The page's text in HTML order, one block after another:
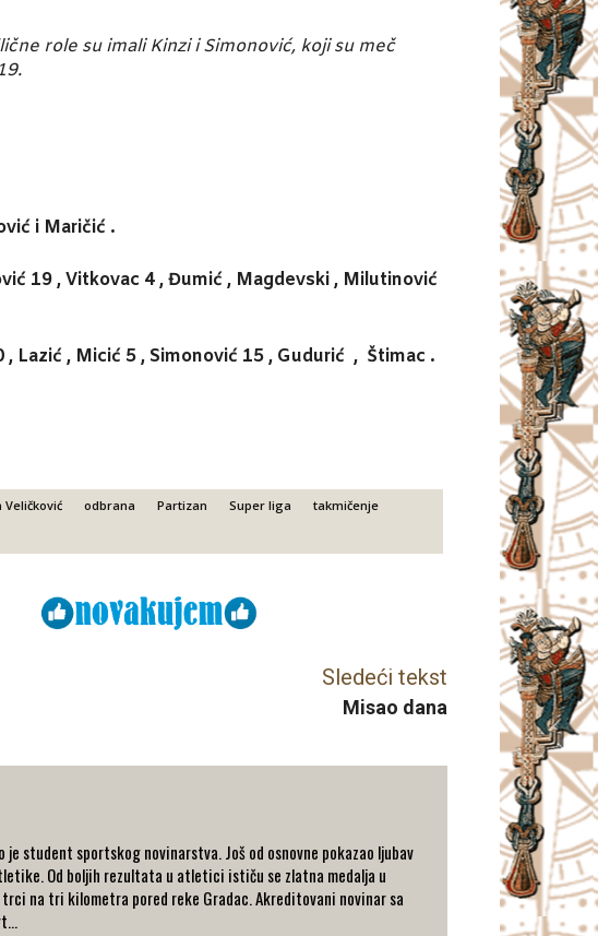
role su imali Kinzi i Simonović, koji su meč
i Maričić .
19 , Vitkovac 4 , Đumić , Magdevski , Milutinović
Lazić , Micić 5 , Simonović 15 , Gudurić , Štimac .
Veličković odbrana Partizan Super liga
takmičenje
Sledeći tekst
Misao dana
student sportskog novinarstva. Još od osnovne pokazao ljubav
Od boljih rezultata u atletici ističu se zlatna medalja u
na tri kilometra pored reke Gradac. Akreditovani novinar sa